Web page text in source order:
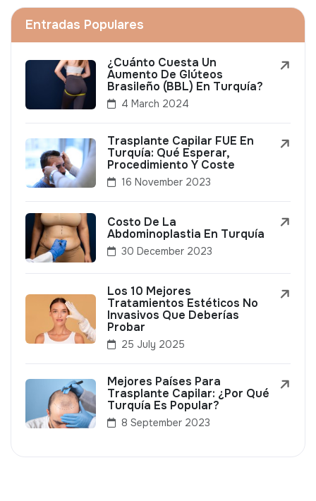
Entradas Populares
¿Cuánto Cuesta Un
Aumento De Glúteos
Brasileño (BBL) En Turquía?
4 March 2024
Trasplante Capilar FUE En
Turquía: Qué Esperar,
Procedimiento Y Coste
16 November 2023
Costo De La
Abdominoplastia En Turquía
30 December 2023
Los 10 Mejores
Tratamientos Estéticos No
Invasivos Que Deberías
Probar
25 July 2025
Mejores Países Para
Trasplante Capilar: ¿Por Qué
Turquía Es Popular?
8 September 2023